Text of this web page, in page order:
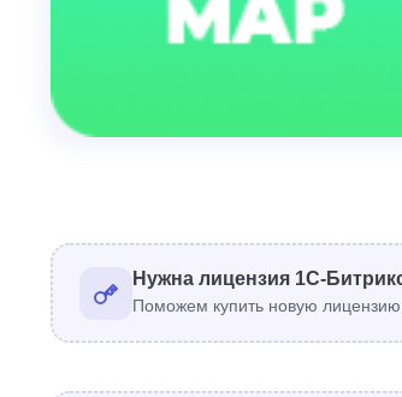
Нужна лицензия 1С-
Поможем купить новую